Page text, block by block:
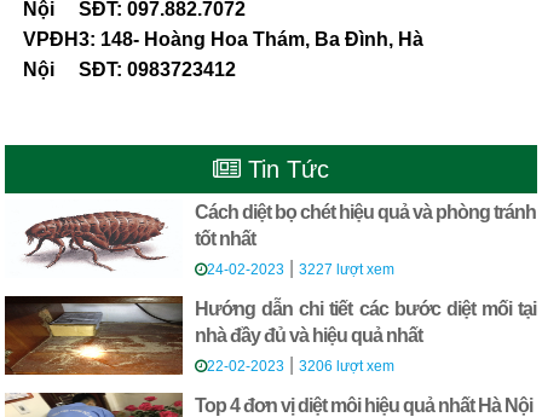
Nội SĐT: 097.882.7072
VPĐH3: 148- Hoàng Hoa Thám, Ba Đình, Hà
Nội SĐT: 0983723412
Tin Tức
Cách diệt bọ chét hiệu quả và phòng tránh
tốt nhất
24-02-2023| 3227 lượt xem
Hướng dẫn chi tiết các bước diệt mối tại
nhà đầy đủ và hiệu quả nhất
22-02-2023| 3206 lượt xem
Top 4 đơn vị diệt môi hiệu quả nhất Hà Nội